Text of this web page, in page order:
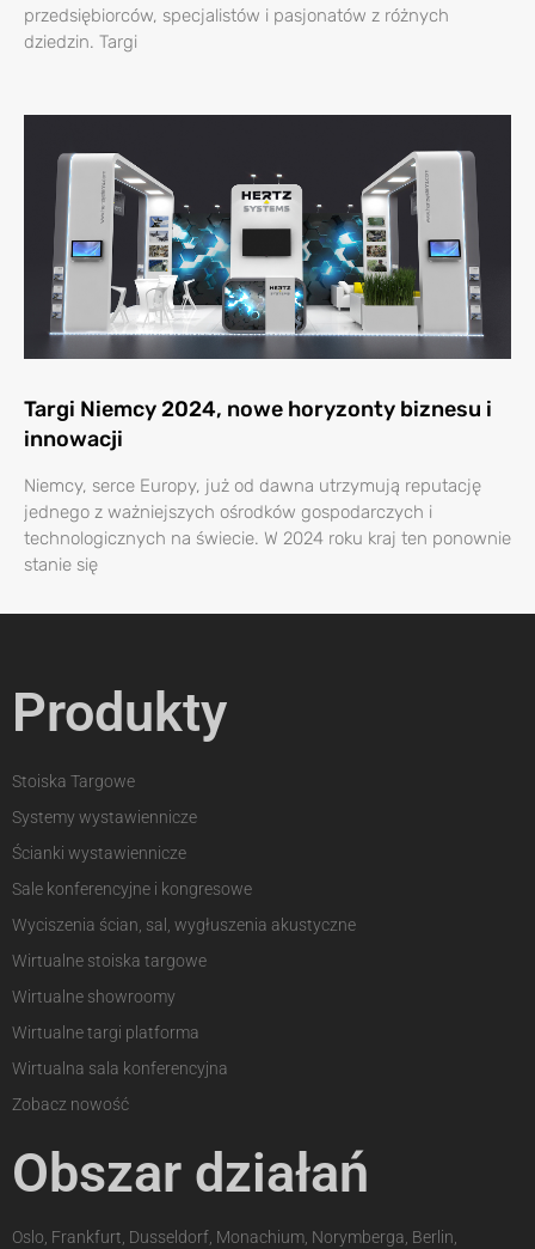
przedsiębiorców, specjalistów i pasjonatów z różnych
dziedzin. Targi
Targi Niemcy 2024, nowe horyzonty biznesu i
innowacji
Niemcy, serce Europy, już od dawna utrzymują reputację
jednego z ważniejszych ośrodków gospodarczych i
technologicznych na świecie. W 2024 roku kraj ten ponownie
stanie się
Produkty
Stoiska Targowe
Systemy wystawiennicze
Ścianki wystawiennicze
Sale konferencyjne i kongresowe
Wyciszenia ścian, sal, wygłuszenia akustyczne
Wirtualne stoiska targowe
Wirtualne showroomy
Wirtualne targi platforma
Wirtualna sala konferencyjna
Zobacz nowość
Obszar działań
Oslo, Frankfurt, Dusseldorf, Monachium, Norymberga, Berlin,